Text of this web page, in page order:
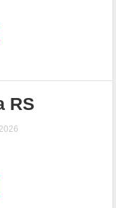
RS